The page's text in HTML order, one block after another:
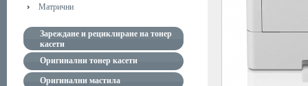
Матрични
Зареждане и рециклиране на тонер
касети
Оригинални тонер касети
Оригинални мастила